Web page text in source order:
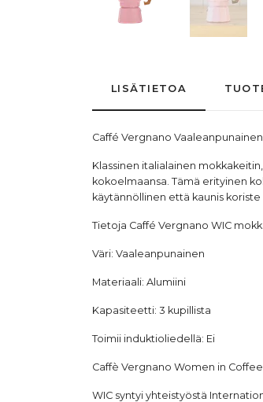
LISÄTIETOA
Caffé Vergnano Vaaleanpunainen
Klassinen italialainen
kokoelmaansa. Tämä erityinen
käytännöllinen että kaunis
Tietoja Caffé Vergnano WIC
Väri: Vaaleanpunainen
Materiaali: Alumiini
Kapasiteetti: 3 kupillista
Toimii induktioliedellä: Ei
Caffè Vergnano Women in
WIC syntyi yhteistyöstä